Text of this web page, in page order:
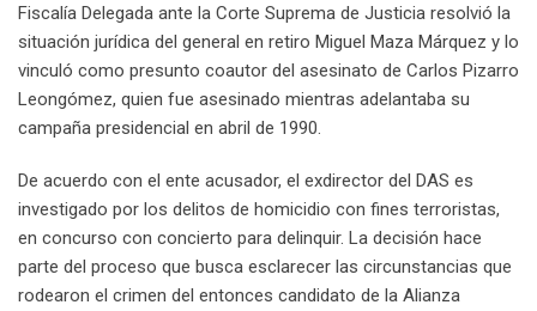
Fiscalía Delegada ante la Corte Suprema de Justicia resolvió la
situación jurídica del general en retiro Miguel Maza Márquez y lo
vinculó como presunto coautor del asesinato de Carlos Pizarro
Leongómez, quien fue asesinado mientras adelantaba su
campaña presidencial en abril de 1990.
De acuerdo con el ente acusador, el exdirector del DAS es
investigado por los delitos de homicidio con fines terroristas,
en concurso con concierto para delinquir. La decisión hace
parte del proceso que busca esclarecer las circunstancias que
rodearon el crimen del entonces candidato de la Alianza